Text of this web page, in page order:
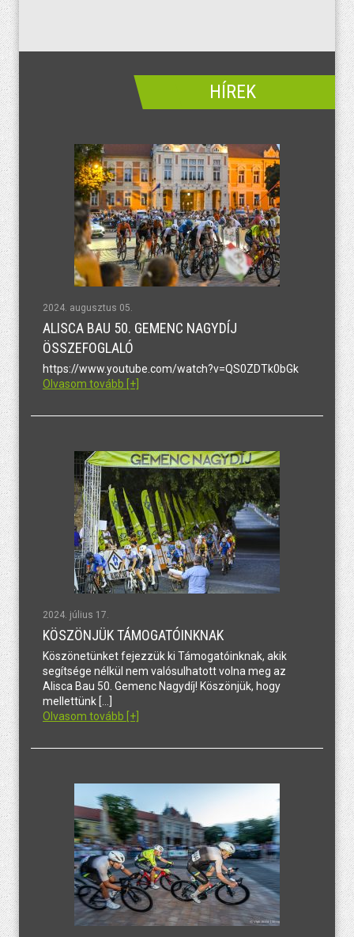
HÍREK
2024. augusztus 05.
ALISCA BAU 50. GEMENC NAGYDÍJ
ÖSSZEFOGLALÓ
https://www.youtube.com/watch?v=QS0ZDTk0bGk
Olvasom tovább [+]
2024. július 17.
KÖSZÖNJÜK TÁMOGATÓINKNAK
Köszönetünket fejezzük ki Támogatóinknak, akik
segítsége nélkül nem valósulhatott volna meg az
Alisca Bau 50. Gemenc Nagydíj! Köszönjük, hogy
mellettünk […]
Olvasom tovább [+]